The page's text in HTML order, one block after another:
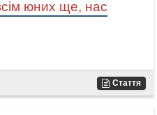
юних ще, нас
Стаття